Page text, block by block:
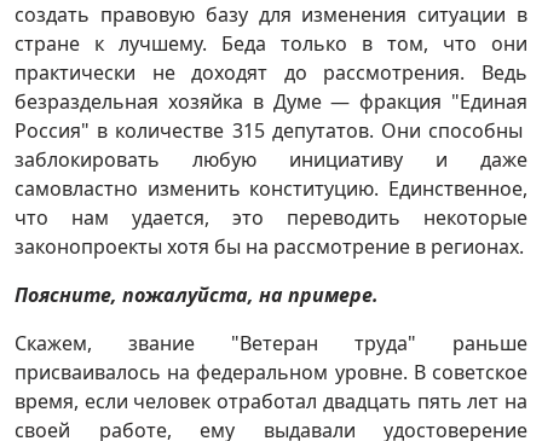
создать правовую базу для изменения ситуации в
стране к лучшему. Беда только в том, что они
практически не доходят до рассмотрения. Ведь
безраздельная хозяйка в Думе — фракция "Единая
Россия" в количестве 315 депутатов. Они способны
заблокировать любую инициативу и даже
самовластно изменить конституцию. Единственное,
что нам удается, это переводить некоторые
законопроекты хотя бы на рассмотрение в регионах.
Поясните, пожалуйста, на примере.
Скажем, звание "Ветеран труда" раньше
присваивалось на федеральном уровне. В советское
время, если человек отработал двадцать пять лет на
своей работе, ему выдавали удостоверение